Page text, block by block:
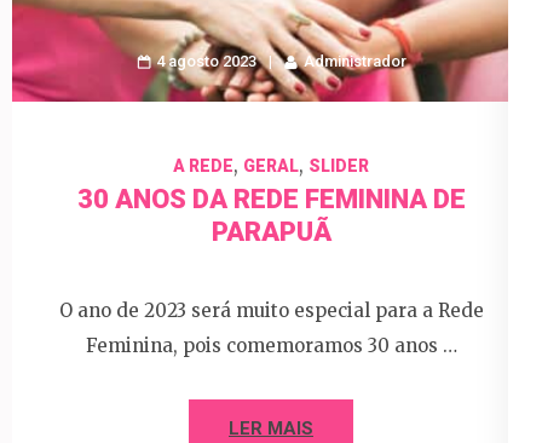
4 agosto 2023 Administrador
A REDE, GERAL, SLIDER
30 ANOS DA REDE FEMININA DE
PARAPUÃ
O ano de 2023 será muito especial para a Rede
Feminina, pois comemoramos 30 anos …
LER MAIS